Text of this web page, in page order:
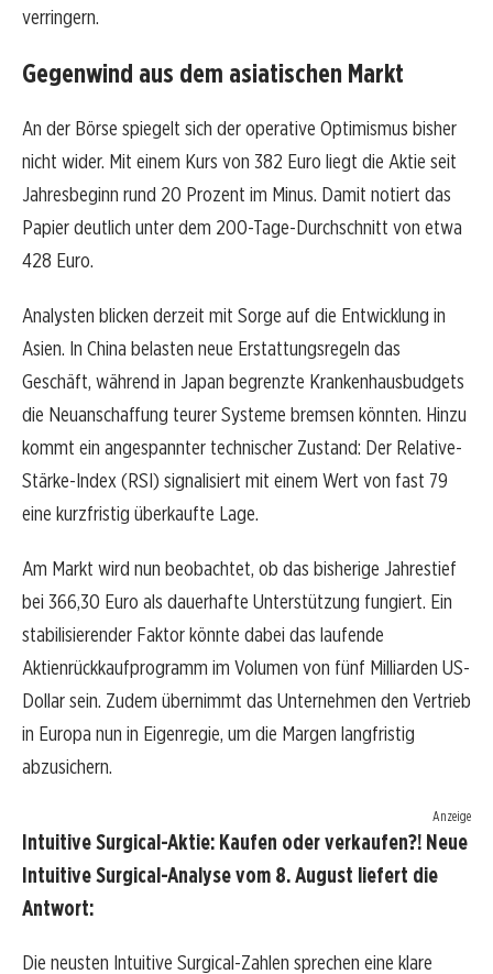
verringern.
Gegenwind aus dem asiatischen Markt
An der Börse spiegelt sich der operative Optimismus bisher
nicht wider. Mit einem Kurs von 382 Euro liegt die Aktie seit
Jahresbeginn rund 20 Prozent im Minus. Damit notiert das
Papier deutlich unter dem 200-Tage-Durchschnitt von etwa
428 Euro.
Analysten blicken derzeit mit Sorge auf die Entwicklung in
Asien. In China belasten neue Erstattungsregeln das
Geschäft, während in Japan begrenzte Krankenhausbudgets
die Neuanschaffung teurer Systeme bremsen könnten. Hinzu
kommt ein angespannter technischer Zustand: Der Relative-
Stärke-Index (RSI) signalisiert mit einem Wert von fast 79
eine kurzfristig überkaufte Lage.
Am Markt wird nun beobachtet, ob das bisherige Jahrestief
bei 366,30 Euro als dauerhafte Unterstützung fungiert. Ein
stabilisierender Faktor könnte dabei das laufende
Aktienrückkaufprogramm im Volumen von fünf Milliarden US-
Dollar sein. Zudem übernimmt das Unternehmen den Vertrieb
in Europa nun in Eigenregie, um die Margen langfristig
abzusichern.
Anzeige
Intuitive Surgical-Aktie: Kaufen oder verkaufen?! Neue
Intuitive Surgical-Analyse vom 8. August liefert die
Antwort:
Die neusten Intuitive Surgical-Zahlen sprechen eine klare